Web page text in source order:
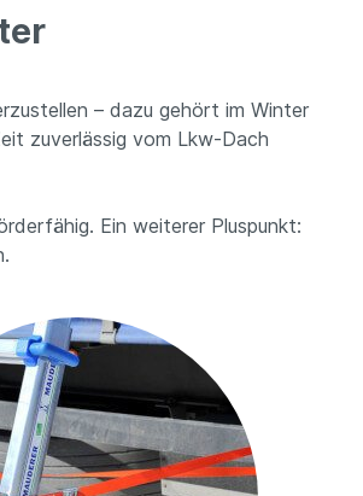
– dazu gehört im Winter
zuverlässig vom Lkw-Dach
Ein weiterer Pluspunkt: